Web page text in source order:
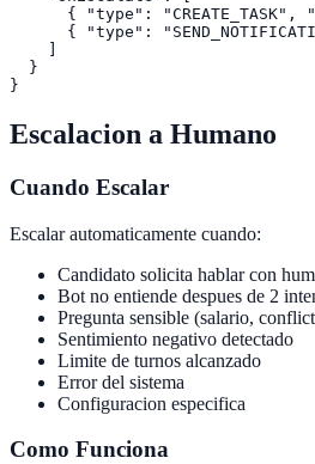
{ "type": "CREATE_TASK",
{ "type":
  }
Escalacion a Humano
Cuando Escalar
Escalar automaticamente cuando:
Candidato solicita hablar con
Bot no entiende despues de 2
Pregunta sensible (salario,
Sentimiento negativo detectado
Limite de turnos alcanzado
Error del sistema
Configuracion especifica
Como Funciona